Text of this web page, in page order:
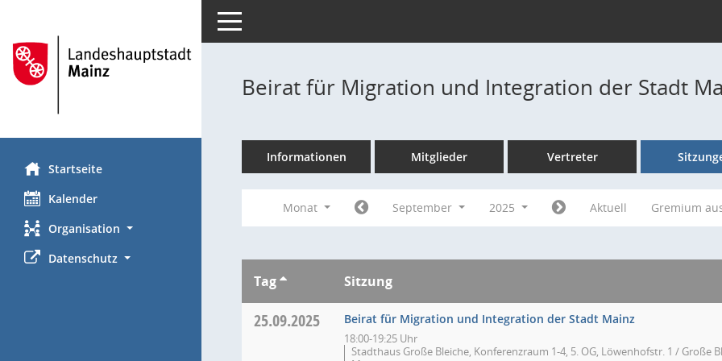
Startseite
Kalender
Organisation
Datenschutz
Toggle navigation
Beirat für Migration und Integration der Stadt
Informationen Mitglieder Vertreter
Monat September 2025 Aktuell Gremium
Tag Sitzung
25.09.2025 Beirat für Migration und Integration der Stadt Mainz
18:00-19:25 Uhr
Stadthaus Große Bleiche, Konferenzraum 1-4, 5. OG, Löwenhofstr. 1 / Große